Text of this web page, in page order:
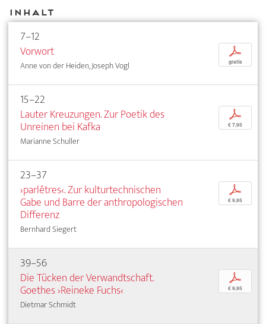
Inhalt
7–12
Vorwort
Anne von der Heiden, Joseph Vogl
p
gratis
15–22
Lauter Kreuzungen. Zur Poetik des
Unreinen bei Kafka
Marianne Schuller
p
€ 7,95
23–37
›parlêtres‹. Zur kulturtechnischen
Gabe und Barre der anthropologischen
Differenz
Bernhard Siegert
p
€ 9,95
39–56
Die Tücken der Verwandtschaft.
Goethes ›Reineke Fuchs‹
Dietmar Schmidt
p
€ 9,95